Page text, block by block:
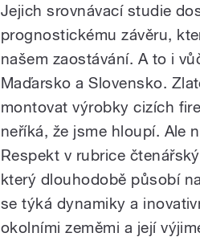
Jejich srovnávací studie
prognostickému závěru,
našem zaostávání. A to i
Maďarsko a Slovensko.
montovat výrobky cizích
neříká, že jsme hloupí. Ale
Respekt v rubrice
který dlouhodobě působí
se týká dynamiky a
okolními zeměmi a její